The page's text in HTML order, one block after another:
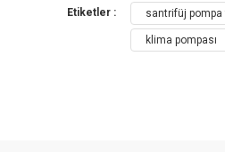
XST Standart
Etiketler : santrifüj pompa
klima pompası